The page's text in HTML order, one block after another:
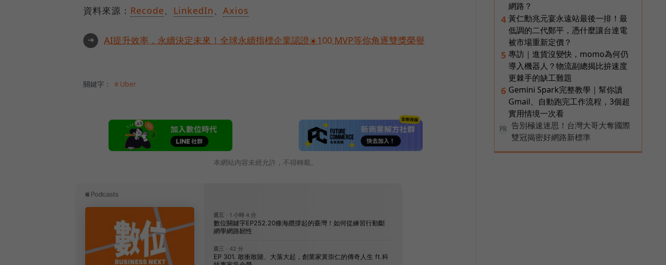
資料來源： Recode、 LinkedIn、 Axios
➜ AI提升效率，永續決定未來！全球永續指標企業認證☀️100 MVP等你角逐雙獎榮譽
關鍵字： ＃Uber
本網站內容未經允許，不得轉載。
網路？
4 黃仁勳兆元宴永遠站最後一排！最
低調的二代鄭平，憑什麼讓台達電
被市場重新定價？
5 專訪｜進貨沒變快，momo為何仍
導入機器人？物流副總揭比拚速度
更棘手的缺工難題
6 Gemini Spark完整教學｜幫你讀
Gmail、自動跑完工作流程，3個超
實用情境一次看
PR
告別極速迷思！台灣大哥大奪國際
雙冠揭密好網路新標準